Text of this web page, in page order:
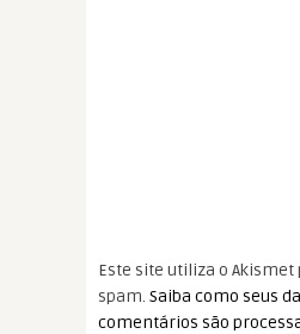
Este site utiliza o
spam. Saiba como seus
comentários são